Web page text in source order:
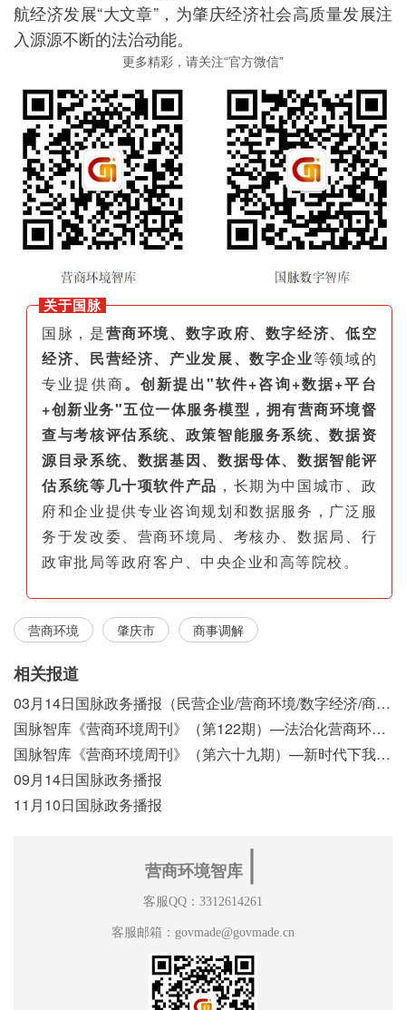
航经济发展“大文章”，为肇庆经济社会高质量发展注
入源源不断的法治动能。
更多精彩，请关注“官方微信”
关于国脉
国脉，是营商环境、数字政府、数字经济、低空
经济、民营经济、产业发展、数字企业等领域的
专业提供商。创新提出"软件+咨询+数据+平台
+创新业务"五位一体服务模型，拥有营商环境督
查与考核评估系统、政策智能服务系统、数据资
源目录系统、数据基因、数据母体、数据智能评
估系统等几十项软件产品 ，长期为中国城市、政
府和企业提供专业咨询规划和数据服务，广泛服
务于发改委、营商环境局、考核办、数据局、行
政审批局等政府客户、中央企业和高等院校。
营商环境 肇庆市 商事调解
相关报道
03月14日国脉政务播报（民营企业/营商环境/数字经济/商事制度改革）
国脉智库《营商环境周刊》（第122期）—法治化营商环境视域下我国行政执法公示制度浅析
国脉智库《营商环境周刊》（第六十九期）—新时代下我国营商环境标准体系构建初探
09月14日国脉政务播报
11月10日国脉政务播报
营商环境智库
客服QQ：3312614261
客服邮箱：govmade@govmade.cn